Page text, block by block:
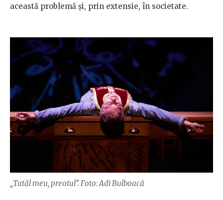
această problemă şi, prin extensie, în societate.
„Tatăl meu, preotul”. Foto: Adi Bulboacă